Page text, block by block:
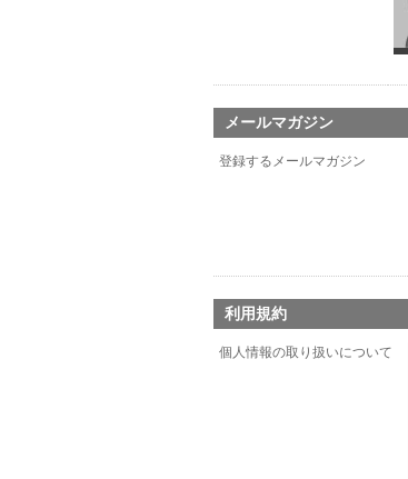
メールマガジン
登録するメールマガジン
利用規約
個人情報の取り扱いについて